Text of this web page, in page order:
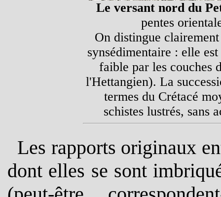
Le versant nord du
pentes
On distingue
synsédimentaire : elle
faible par les couches
l'Hettangien). La
termes du Crétacé
schistes lustrés, sans
Les rapports originaux
dont elles se sont